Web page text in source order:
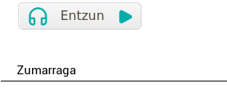
Zumarraga